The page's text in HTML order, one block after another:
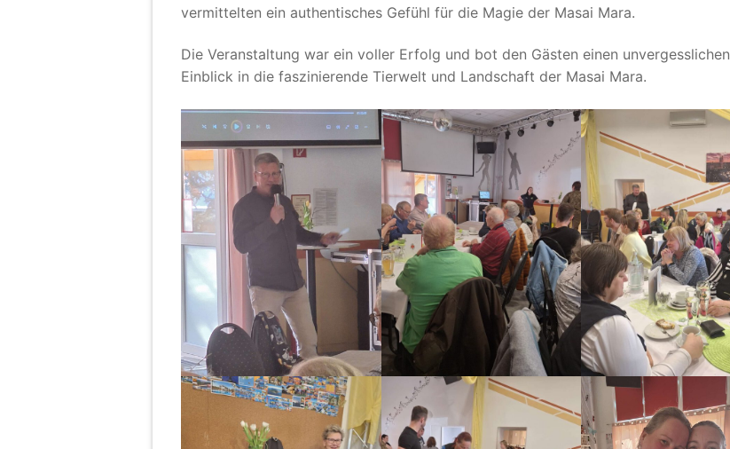
vermittelten ein authentisches Gefühl für die Magie der Masai Mara.
Die Veranstaltung war ein voller Erfolg und bot den Gästen einen unvergesslichen
Einblick in die faszinierende Tierwelt und Landschaft der Masai Mara.